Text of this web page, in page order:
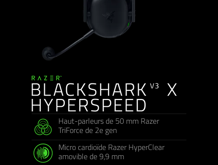
Haut-parleurs de 50 mm Razer
TriForce de 2e gen
Micro cardioïde Razer HyperClear
amovible de 9,9 mm